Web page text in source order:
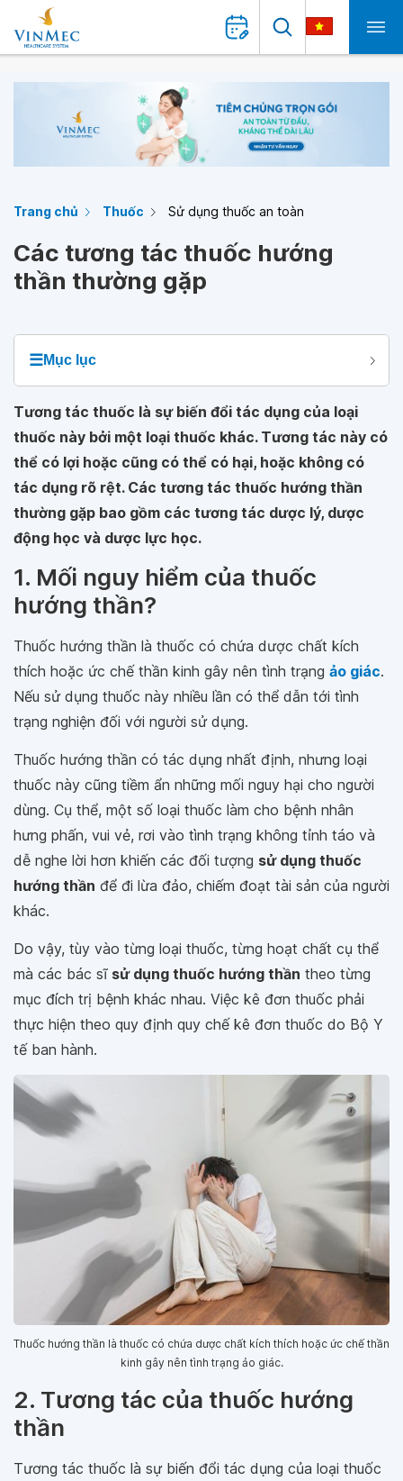
Trang chủ Thuốc Sử dụng thuốc an toàn
Các tương tác thuốc hướng
thần thường gặp
☰Mục lục
Tương tác thuốc là sự biến đổi tác dụng của loại
thuốc này bởi một loại thuốc khác. Tương tác này có
thể có lợi hoặc cũng có thể có hại, hoặc không có
tác dụng rõ rệt. Các tương tác thuốc hướng thần
thường gặp bao gồm các tương tác dược lý, dược
động học và dược lực học.
1. Mối nguy hiểm của thuốc
hướng thần?
Thuốc hướng thần là thuốc có chứa dược chất kích
thích hoặc ức chế thần kinh gây nên tình trạng ảo giác.
Nếu sử dụng thuốc này nhiều lần có thể dẫn tới tình
trạng nghiện đối với người sử dụng.
Thuốc hướng thần có tác dụng nhất định, nhưng loại
thuốc này cũng tiềm ẩn những mối nguy hại cho người
dùng. Cụ thể, một số loại thuốc làm cho bệnh nhân
hưng phấn, vui vẻ, rơi vào tình trạng không tỉnh táo và
dễ nghe lời hơn khiến các đối tượng sử dụng thuốc
hướng thần để đi lừa đảo, chiếm đoạt tài sản của người
khác.
Do vậy, tùy vào từng loại thuốc, từng hoạt chất cụ thể
mà các bác sĩ sử dụng thuốc hướng thần theo từng
mục đích trị bệnh khác nhau. Việc kê đơn thuốc phải
thực hiện theo quy định quy chế kê đơn thuốc do Bộ Y
tế ban hành.
Thuốc hướng thần là thuốc có chứa dược chất kích thích hoặc ức chế thần
kinh gây nên tình trạng ảo giác.
2. Tương tác của thuốc hướng
thần
Tương tác thuốc là sự biến đổi tác dụng của loại thuốc